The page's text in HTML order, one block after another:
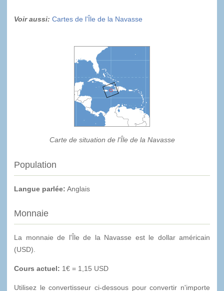
Voir aussi: Cartes de l'Île de la Navasse
Carte de situation de l'Île de la Navasse
Population
Langue parlée: Anglais
Monnaie
La monnaie de l'Île de la Navasse est le dollar américain
(USD).
Cours actuel: 1€ = 1,15 USD
Utilisez le convertisseur ci-dessous pour convertir n'importe